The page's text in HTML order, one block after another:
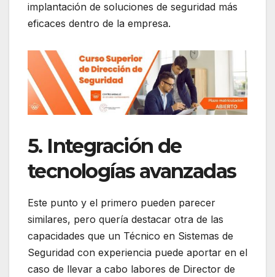
implantación de soluciones de seguridad más
eficaces dentro de la empresa.
5. Integración de
tecnologías avanzadas
Este punto y el primero pueden parecer
similares, pero quería destacar otra de las
capacidades que un Técnico en Sistemas de
Seguridad con experiencia puede aportar en el
caso de llevar a cabo labores de Director de